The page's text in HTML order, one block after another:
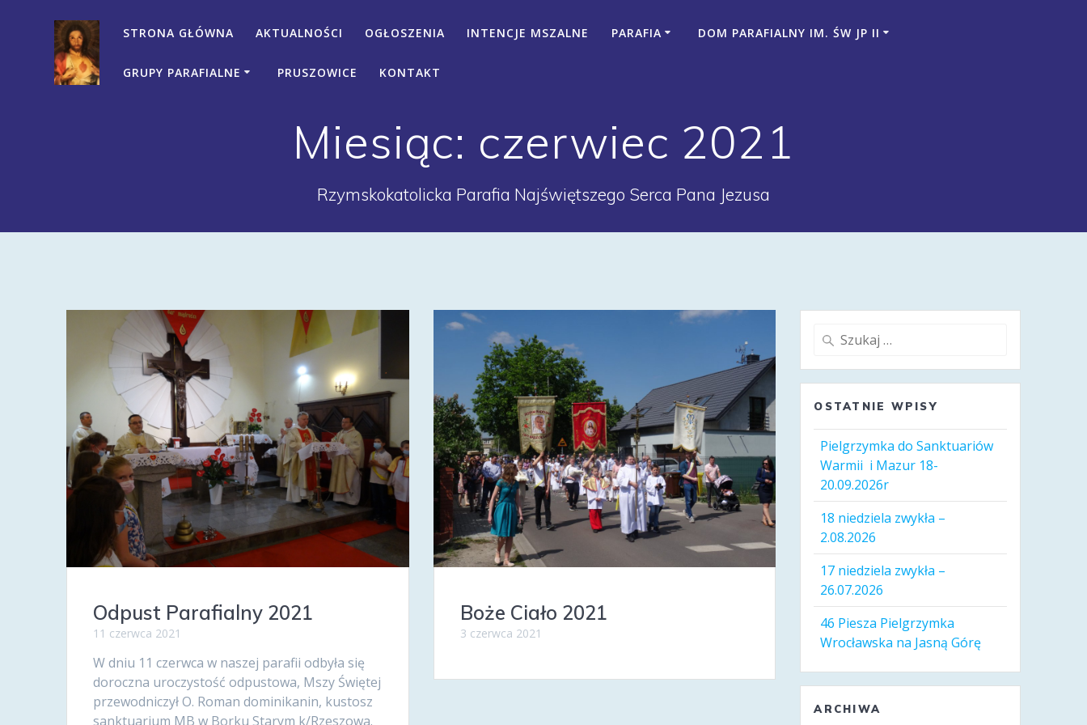
STRONA GŁÓWNA AKTUALNOŚCI OGŁOSZENIA INTENCJE MSZALNE PARAFIA DOM PARAFIALNY IM. ŚW JP II
GRUPY PARAFIALNE PRUSZOWICE KONTAKT
Miesiąc: czerwiec 2021
Rzymskokatolicka Parafia Najświętszego Serca Pana Jezusa
Odpust Parafialny 2021
11 czerwca 2021
W dniu 11 czerwca w naszej parafii odbyła się
doroczna uroczystość odpustowa, Mszy Świętej
przewodniczył O. Roman dominikanin, kustosz
sanktuarium MB w Borku Starym k/Rzeszowa.
Boże Ciało 2021
3 czerwca 2021
Szukaj:
OSTATNIE WPISY
Pielgrzymka do Sanktuariów
Warmii i Mazur 18-
20.09.2026r
18 niedziela zwykła –
2.08.2026
17 niedziela zwykła –
26.07.2026
46 Piesza Pielgrzymka
Wrocławska na Jasną Górę
ARCHIWA